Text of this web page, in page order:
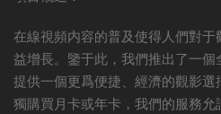
在線視頻内容的普及使得人們對于
益增長。鑒于此，我們推出了一
提供一個更爲便捷、經濟的觀影
獨購買月卡或年卡，我們的服務允